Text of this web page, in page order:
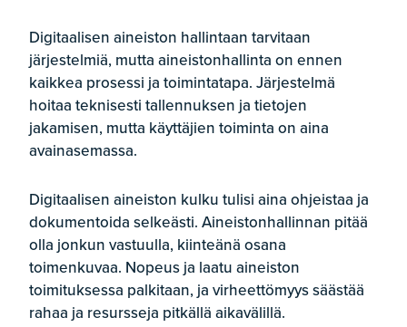
Digitaalisen aineiston hallintaan tarvitaan
järjestelmiä, mutta aineistonhallinta on ennen
kaikkea prosessi ja toimintatapa. Järjestelmä
hoitaa teknisesti tallennuksen ja tietojen
jakamisen, mutta käyttäjien toiminta on aina
avainasemassa.
Digitaalisen aineiston kulku tulisi aina ohjeistaa ja
dokumentoida selkeästi. Aineistonhallinnan pitää
olla jonkun vastuulla, kiinteänä osana
toimenkuvaa. Nopeus ja laatu aineiston
toimituksessa palkitaan, ja virheettömyys säästää
rahaa ja resursseja pitkällä aikavälillä.